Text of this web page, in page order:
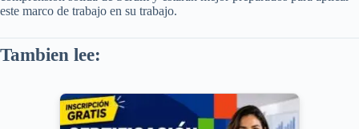
este marco de trabajo en su trabajo.
Tambien lee: